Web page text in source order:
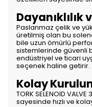
Dayanıklılık
Paslanmaz çelik ve
üretilmiş olan bu
bile uzun ömürlü
sistemlerinde güvenli
endüstriyel ve ticari
seçenek haline getirir.
Kolay
TORK SELENOID
sayesinde hızlı ve